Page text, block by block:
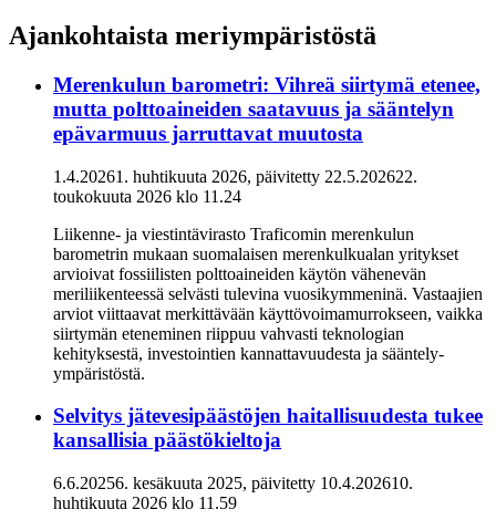
Ajankohtaista meriympäristöstä
Merenkulun barometri: Vihreä siirtymä etenee,
mutta polttoaineiden saatavuus ja sääntelyn
epävarmuus jarruttavat muutosta
1.4.20261. huhtikuuta 2026, päivitetty 22.5.202622.
toukokuuta 2026 klo 11.24
Liikenne- ja viestintävirasto Traficomin merenkulun
barometrin mukaan suomalaisen merenkulkualan yritykset
arvioivat fossiilisten polttoaineiden käytön vähenevän
meriliikenteessä selvästi tulevina vuosikymmeninä. Vastaajien
arviot viittaavat merkittävään käyttövoimamurrokseen, vaikka
siirtymän eteneminen riippuu vahvasti teknologian
kehityksestä, investointien kannattavuudesta ja sääntely-
ympäristöstä.
Selvitys jätevesipäästöjen haitallisuudesta tukee
kansallisia päästökieltoja
6.6.20256. kesäkuuta 2025, päivitetty 10.4.202610.
huhtikuuta 2026 klo 11.59